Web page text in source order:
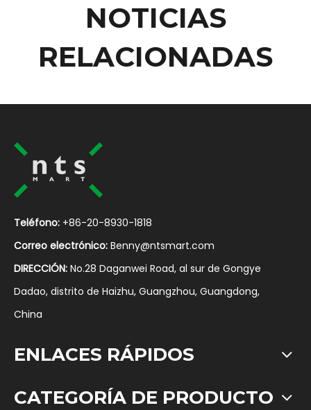
NOTICIAS
RELACIONADAS
Teléfono: +86-20-8930-1818
Correo electrónico: Benny@ntsmart.com
DIRECCIÓN: No.28 Daganwei Road, al sur de Gongye
Dadao, distrito de Haizhu, Guangzhou, Guangdong,
China
ENLACES RÁPIDOS
CATEGORÍA DE PRODUCTO